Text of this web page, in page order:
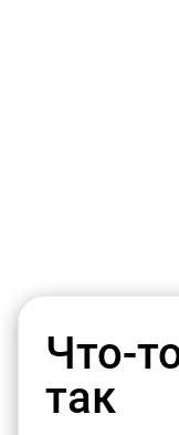
Что-
так